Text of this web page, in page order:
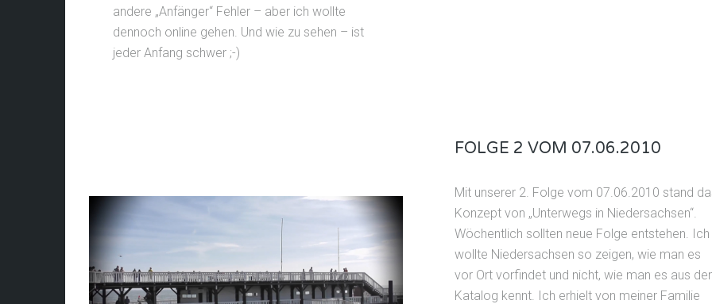
andere „Anfänger“ Fehler – aber ich wollte
dennoch online gehen. Und wie zu sehen – ist
jeder Anfang schwer ;-)
FOLGE 2 VOM 07.06.2010
Mit unserer 2. Folge vom 07.06.2010 stand
Konzept von „Unterwegs in Niedersachsen“.
Wöchentlich sollten neue Folge entstehen. Ich
wollte Niedersachsen so zeigen, wie man es
vor Ort vorfindet und nicht, wie man es aus
Katalog kennt. Ich erhielt von meiner Familie